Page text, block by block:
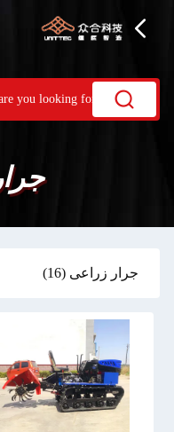
جرار زراعى (16)